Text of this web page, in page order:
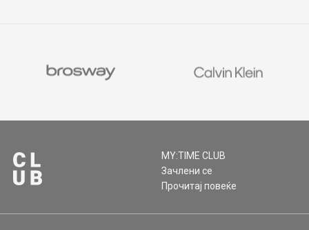
MY:TIME CLUB
Зачлени се
Прочитај повеќе